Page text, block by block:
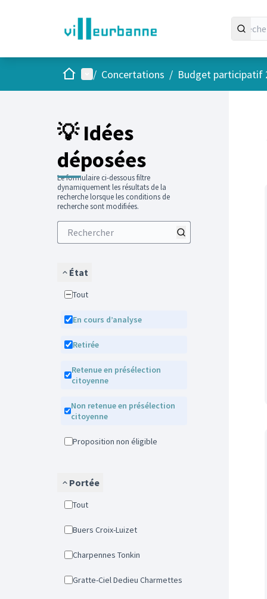
AccueilMenu principal
/ Concertations / Budget participatif
💡 Idées
déposées
Le formulaire ci-dessous filtre
dynamiquement les résultats de la
recherche lorsque les conditions de
recherche sont modifiées.
État
Tout
En cours d’analyse
Retirée
Retenue en présélection
citoyenne
Non retenue en présélection
citoyenne
Proposition non éligible
Portée
Tout
Buers Croix-Luizet
Charpennes Tonkin
Gratte-Ciel Dedieu Charmettes